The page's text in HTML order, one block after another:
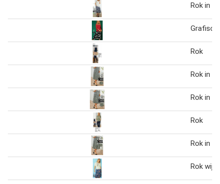
Rok in
Rok
Rok in
Rok in
Rok
Rok in
Rok wijd